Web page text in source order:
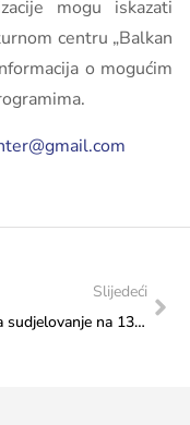
mogu iskazati
centru „Balkan
o mogućim
Slijedeći
Poziv za sudjelovanje na 13. međunarodnom festivalu kulture i umjetnosti u Aswanu (Egipat)